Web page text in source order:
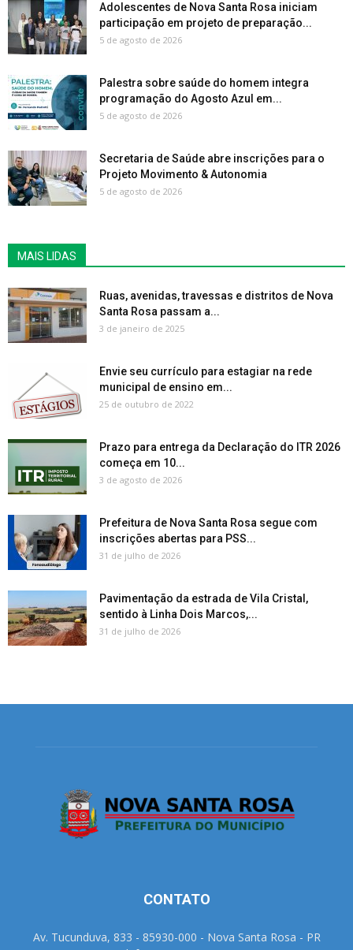
Adolescentes de Nova Santa Rosa iniciam
participação em projeto de preparação...
5 de agosto de 2026
Palestra sobre saúde do homem integra
programação do Agosto Azul em...
5 de agosto de 2026
Secretaria de Saúde abre inscrições para o
Projeto Movimento & Autonomia
5 de agosto de 2026
MAIS LIDAS
Ruas, avenidas, travessas e distritos de Nova
Santa Rosa passam a...
3 de janeiro de 2025
Envie seu currículo para estagiar na rede
municipal de ensino em...
25 de outubro de 2022
Prazo para entrega da Declaração do ITR 2026
começa em 10...
3 de agosto de 2026
Prefeitura de Nova Santa Rosa segue com
inscrições abertas para PSS...
31 de julho de 2026
Pavimentação da estrada de Vila Cristal,
sentido à Linha Dois Marcos,...
31 de julho de 2026
CONTATO
Av. Tucunduva, 833 - 85930-000 - Nova Santa Rosa - PR